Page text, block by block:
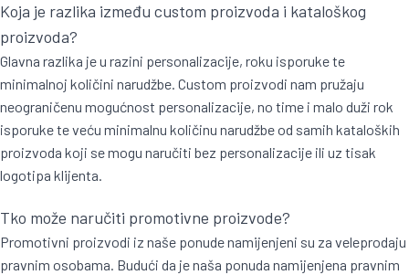
Koja je razlika između custom proizvoda i kataloškog
proizvoda?
Glavna razlika je u razini personalizacije, roku isporuke te
minimalnoj količini narudžbe. Custom proizvodi nam pružaju
neograničenu mogućnost personalizacije, no time i malo duži rok
isporuke te veću minimalnu količinu narudžbe od samih kataloških
proizvoda koji se mogu naručiti bez personalizacije ili uz tisak
logotipa klijenta.
Tko može naručiti promotivne proizvode?
Promotivni proizvodi iz naše ponude namijenjeni su za veleprodaju
pravnim osobama. Budući da je naša ponuda namijenjena pravnim